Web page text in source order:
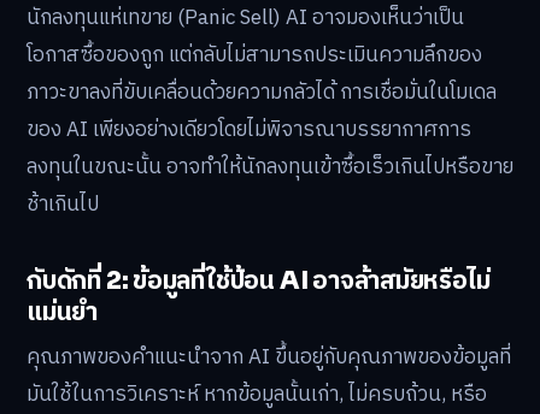
นักลงทุนแห่เทขาย (Panic Sell) AI อาจมองเห็นว่าเป็น
โอกาสซื้อของถูก แต่กลับไม่สามารถประเมินความลึกของ
ภาวะขาลงที่ขับเคลื่อนด้วยความกลัวได้ การเชื่อมั่นในโมเดล
ของ AI เพียงอย่างเดียวโดยไม่พิจารณาบรรยากาศการ
ลงทุนในขณะนั้น อาจทำให้นักลงทุนเข้าซื้อเร็วเกินไปหรือขาย
ช้าเกินไป
กับดักที่ 2: ข้อมูลที่ใช้ป้อน AI อาจล้าสมัยหรือไม่
แม่นยำ
คุณภาพของคำแนะนำจาก AI ขึ้นอยู่กับคุณภาพของข้อมูลที่
มันใช้ในการวิเคราะห์ หากข้อมูลนั้นเก่า, ไม่ครบถ้วน, หรือ